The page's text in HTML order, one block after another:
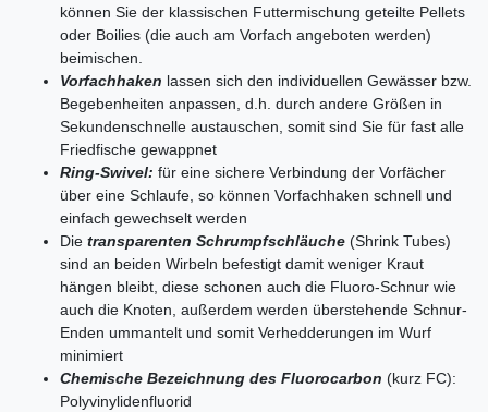
können Sie der klassischen Futtermischung geteilte Pellets
oder Boilies (die auch am Vorfach angeboten werden)
beimischen.
Vorfachhaken lassen sich den individuellen Gewässer bzw.
Begebenheiten anpassen, d.h. durch andere Größen in
Sekundenschnelle austauschen, somit sind Sie für fast alle
Friedfische gewappnet
Ring-Swivel: für eine sichere Verbindung der Vorfächer
über eine Schlaufe, so können Vorfachhaken schnell und
einfach gewechselt werden
Die transparenten Schrumpfschläuche (Shrink Tubes)
sind an beiden Wirbeln befestigt damit weniger Kraut
hängen bleibt, diese schonen auch die Fluoro-Schnur wie
auch die Knoten, außerdem werden überstehende Schnur-
Enden ummantelt und somit Verhedderungen im Wurf
minimiert
Chemische Bezeichnung des Fluorocarbon (kurz FC):
Polyvinylidenfluorid